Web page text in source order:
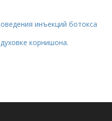
инъекций ботокса
корнишона.